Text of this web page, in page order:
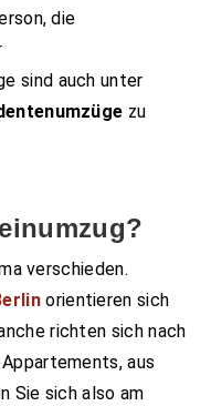
die
sind auch unter
zu
verschieden.
orientieren sich
richten sich nach
aus
Sie sich also am